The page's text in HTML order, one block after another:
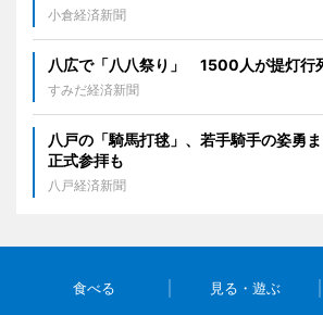
小倉経済新聞
八広で「八八祭り」 1500人が提灯行
すみだ経済新聞
八戸の「騎馬打毬」、若手騎手の姿
正式参拝も
八戸経済新聞
食べる 見る・遊ぶ